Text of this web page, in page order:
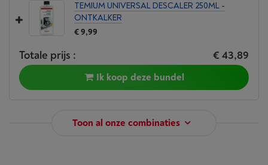
TEMIUM UNIVERSAL DESCALER 250ML -
ONTKALKER
€ 9,99
Totale prijs : € 43,89
Ik koop deze bundel
Toon al onze combinaties